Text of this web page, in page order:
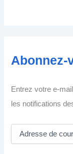
Abonnez-
Entrez votre e-
les notifications